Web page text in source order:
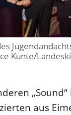
Kunte/
aus